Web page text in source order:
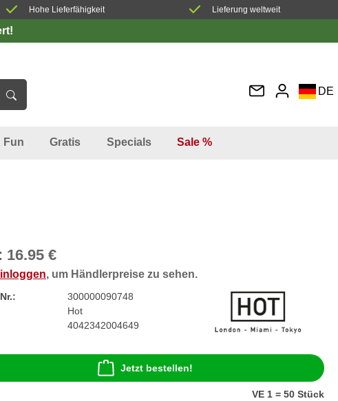
Hohe Lieferfähigkeit Lieferung weltweit
DE
Fun Gratis Specials Sale %
16.95 €
, um Händlerpreise zu sehen.
300000090748
Hot
4042342004649
Jetzt bestellen!
VE 1 = 50 Stück